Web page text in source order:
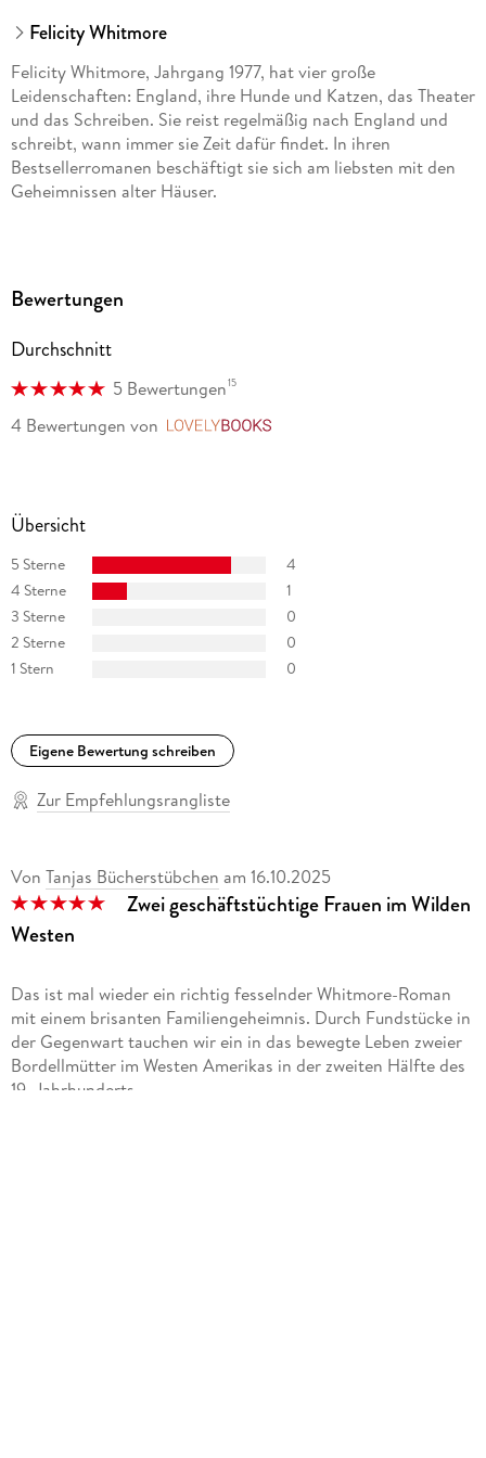
Felicity Whitmore
Felicity Whitmore, Jahrgang 1977, hat vier große
Leidenschaften: England, ihre Hunde und Katzen, das Theater
und das Schreiben. Sie reist regelmäßig nach England und
schreibt, wann immer sie Zeit dafür findet. In ihren
Bestsellerromanen beschäftigt sie sich am liebsten mit den
Geheimnissen alter Häuser.
Bewertungen
Durchschnitt
5 Bewertungen15
4 Bewertungen von
Übersicht
5 Sterne
4
4 Sterne
1
3 Sterne
0
2 Sterne
0
1 Stern
0
Eigene Bewertung schreiben
Zur Empfehlungsrangliste
Von Tanjas Bücherstübchen am 16.10.2025
Zwei geschäftstüchtige Frauen im Wilden
Westen
Das ist mal wieder ein richtig fesselnder Whitmore-Roman
mit einem brisanten Familiengeheimnis. Durch Fundstücke in
der Gegenwart tauchen wir ein in das bewegte Leben zweier
Bordellmütter im Westen Amerikas in der zweiten Hälfte des
19. Jahrhunderts.